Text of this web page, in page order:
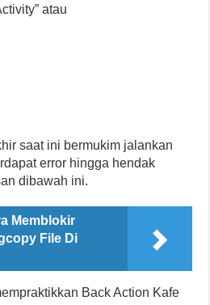
atau
saat ini bermukim jalankan
error hingga hendak
dibawah ini.
Memblokir
File Di
Back Action Kafe